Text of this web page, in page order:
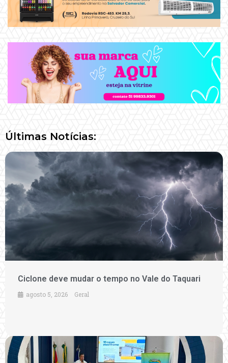
Últimas Notícias:
Ciclone deve mudar o tempo no Vale do Taquari
agosto 5, 2026 Geral